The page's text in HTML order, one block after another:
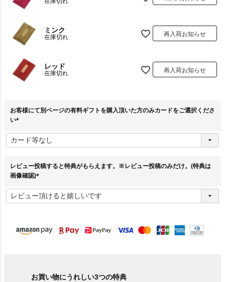
ミンク
在庫切れ 再入荷お知らせ
レッド
在庫切れ 再入荷お知らせ
お客様にて別ページの有料ギフトを購入頂いた方のみカードをご選択くださ
い
必
須
レビュー投稿すると特典がもらえます。※レビュー投稿のみだけ。(特典は
画像確認)
必
須
お買い物にうれしい3つの特典